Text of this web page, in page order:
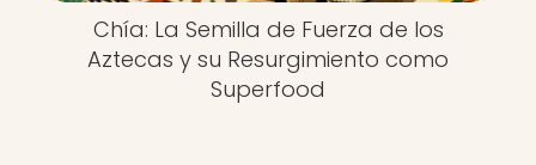
Chía: La Semilla de Fuerza de los
Aztecas y su Resurgimiento como
Superfood